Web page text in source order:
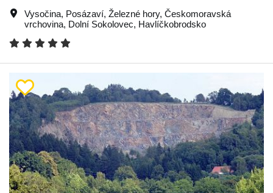
Vysočina, Posázaví, Železné hory, Českomoravská
vrchovina, Dolní Sokolovec, Havlíčkobrodsko